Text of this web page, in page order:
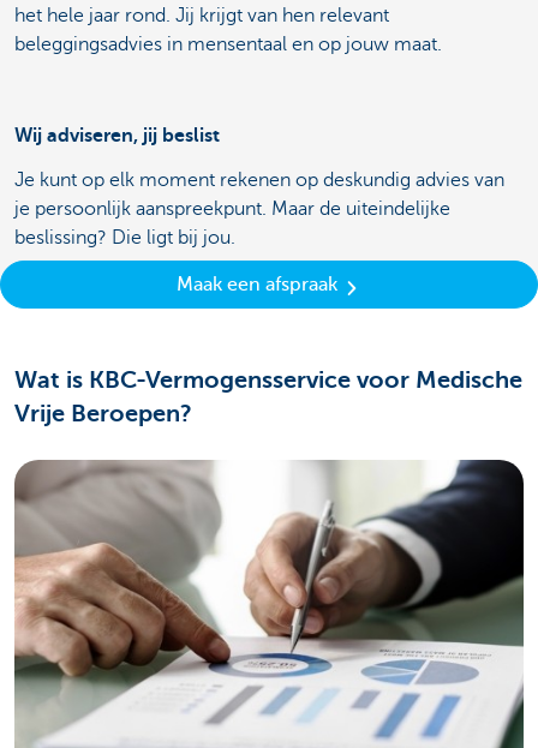
het hele jaar rond. Jij krijgt van hen relevant
beleggingsadvies in mensentaal en op jouw maat.
Wij adviseren, jij beslist
Je kunt op elk moment rekenen op deskundig advies van
je persoonlijk aanspreekpunt. Maar de uiteindelijke
beslissing? Die ligt bij jou.
Maak een afspraak
Wat is KBC-Vermogensservice voor Medische
Vrije Beroepen?